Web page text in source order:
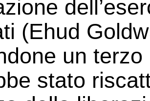
(Ehud
un
stato